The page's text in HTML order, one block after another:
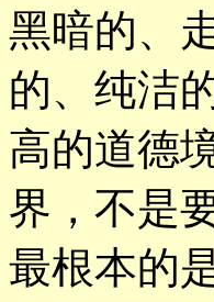
黑暗的、
的、纯洁
高的道德
界，不是
最根本的